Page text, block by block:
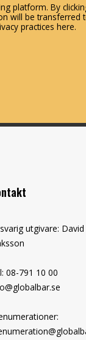
platform. By
will be transferred
practices here.
utgivare: David
08-791 10 00